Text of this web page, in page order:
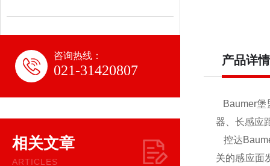
咨询热线：
021-31420807
相关文章
ARTICLES
产品详情
Baumer堡
器、长感应
控达
关的感应面